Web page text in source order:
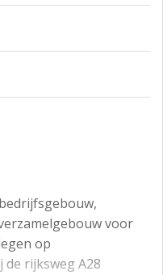
voor
op
rijksweg A28